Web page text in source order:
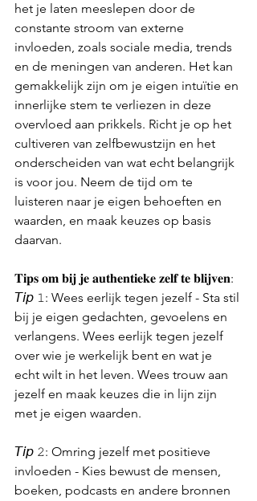
het je laten meeslepen door de
constante stroom van externe
invloeden, zoals sociale media, trends
en de meningen van anderen. Het kan
gemakkelijk zijn om je eigen intuïtie en
innerlijke stem te verliezen in deze
overvloed aan prikkels. Richt je op het
cultiveren van zelfbewustzijn en het
onderscheiden van wat echt belangrijk
is voor jou. Neem de tijd om te
luisteren naar je eigen behoeften en
waarden, en maak keuzes op basis
daarvan.
𝐓𝐢𝐩𝐬 𝐨𝐦 𝐛𝐢𝐣 𝐣𝐞 𝐚𝐮𝐭𝐡𝐞𝐧𝐭𝐢𝐞𝐤𝐞 𝐳𝐞𝐥𝐟 𝐭𝐞 𝐛𝐥𝐢𝐣𝐯𝐞𝐧:
𝘛𝘪𝘱 𝟷: Wees eerlijk tegen jezelf - Sta stil
bij je eigen gedachten, gevoelens en
verlangens. Wees eerlijk tegen jezelf
over wie je werkelijk bent en wat je
echt wilt in het leven. Wees trouw aan
jezelf en maak keuzes die in lijn zijn
met je eigen waarden.
𝘛𝘪𝘱 𝟸: Omring jezelf met positieve
invloeden - Kies bewust de mensen,
boeken, podcasts en andere bronnen